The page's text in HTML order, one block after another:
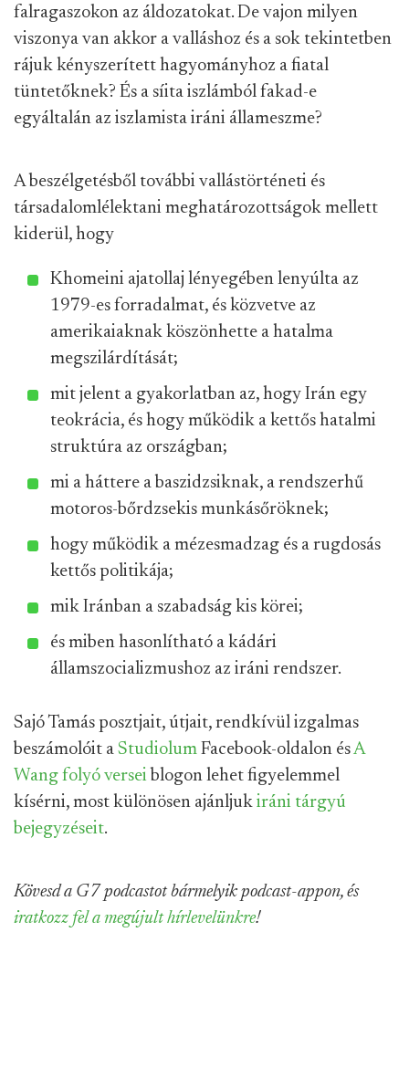
falragaszokon az áldozatokat. De vajon milyen
viszonya van akkor a valláshoz és a sok tekintetben
rájuk kényszerített hagyományhoz a fiatal
tüntetőknek? És a síita iszlámból fakad-e
egyáltalán az iszlamista iráni állameszme?
A beszélgetésből további vallástörténeti és
társadalomlélektani meghatározottságok mellett
kiderül, hogy
Khomeini ajatollaj lényegében lenyúlta az
1979-es forradalmat, és közvetve az
amerikaiaknak köszönhette a hatalma
megszilárdítását;
mit jelent a gyakorlatban az, hogy Irán egy
teokrácia, és hogy működik a kettős hatalmi
struktúra az országban;
mi a háttere a baszidzsiknak, a rendszerhű
motoros-bőrdzsekis munkásőröknek;
hogy működik a mézesmadzag és a rugdosás
kettős politikája;
mik Iránban a szabadság kis körei;
és miben hasonlítható a kádári
államszocializmushoz az iráni rendszer.
Sajó Tamás posztjait, útjait, rendkívül izgalmas
beszámolóit a Studiolum Facebook-oldalon ésA
Wang folyó versei blogon lehet figyelemmel
kísérni, most különösen ajánljuk iráni tárgyú
bejegyzéseit.
Kövesd a G7 podcastot bármelyik podcast-appon, és
iratkozz fel a megújult hírlevelünkre!